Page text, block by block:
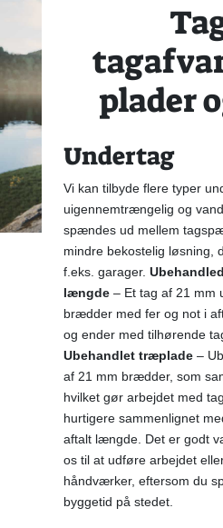
plader
Undertag
Vi kan tilbyde flere typer
uigennemtrængelig og
spændes ud mellem
mindre bekostelig løsning,
f.eks. garager.
længde– Et tag af 21 mm
brædder med fer og not i
og ender med tilhørende
Ubehandlet træplade–
af 21 mm brædder, som
hvilket gør arbejdet med
hurtigere sammenlignet
aftalt længde. Det er godt
os til at udføre arbejdet
håndværker, eftersom du
byggetid på stedet.